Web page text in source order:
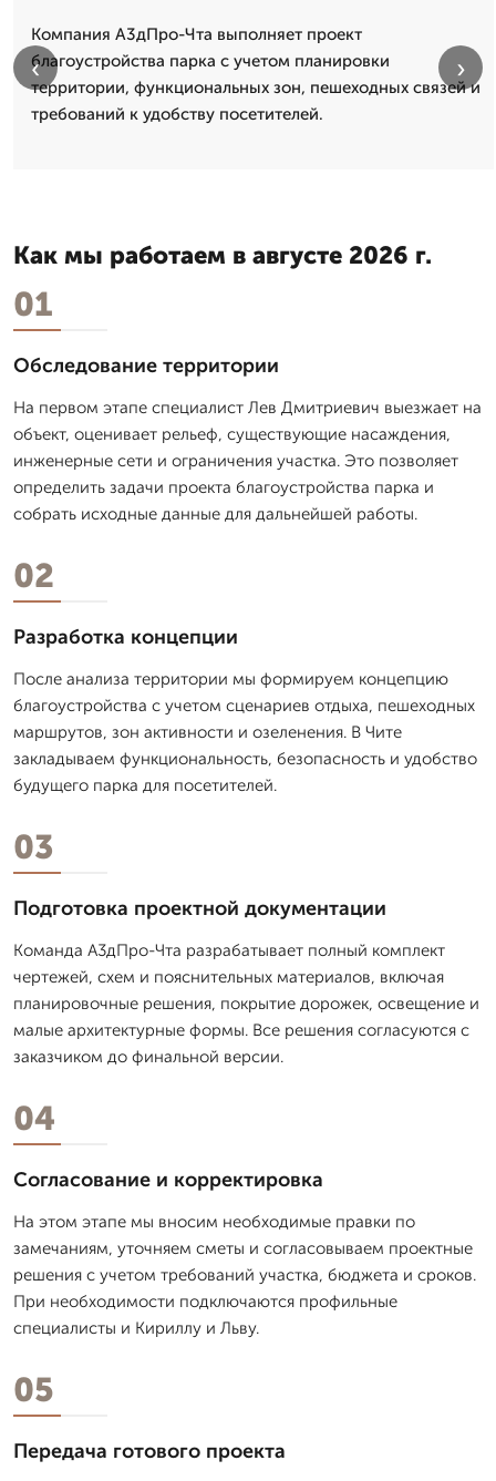
Компания А3дПро-Чта выполняет проект
благоустройства парка с учетом планировки
территории, функциональных зон, пешеходных связей и
требований к удобству посетителей.
‹ ›
Как мы работаем в августе 2026 г.
01
Обследование территории
На первом этапе специалист Лев Дмитpиевич выезжает на
объект, оценивает рельеф, существующие насаждения,
инженерные сети и ограничения участка. Это позволяет
определить задачи проекта благоустройства парка и
собрать исходные данные для дальнейшей работы.
02
Разработка концепции
После анализа территории мы формируем концепцию
благоустройства с учетом сценариев отдыха, пешеходных
маршрутов, зон активности и озеленения. В Чите
закладываем функциональность, безопасность и удобство
будущего парка для посетителей.
03
Подготовка проектной документации
Команда А3дПро-Чта разрабатывает полный комплект
чертежей, схем и пояснительных материалов, включая
планировочные решения, покрытие дорожек, освещение и
малые архитектурные формы. Все решения согласуются с
заказчиком до финальной версии.
04
Согласование и корректировка
На этом этапе мы вносим необходимые правки по
замечаниям, уточняем сметы и согласовываем проектные
решения с учетом требований участка, бюджета и сроков.
При необходимости подключаются профильные
специалисты и Кириллу и Льву.
05
Передача готового проекта